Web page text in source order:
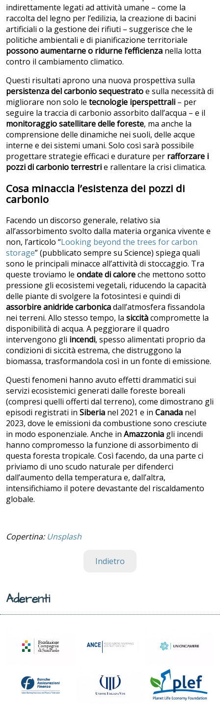
indirettamente legati ad attività umane – come la
raccolta del legno per l’edilizia, la creazione di bacini
artificiali o la gestione dei rifiuti – suggerisce che le
politiche ambientali e di pianificazione territoriale
possono aumentarne o ridurne l’efficienza nella lotta
contro il cambiamento climatico.
Questi risultati aprono una nuova prospettiva sulla
persistenza del carbonio sequestratoe sulla necessità di
migliorare non solo le tecnologie iperspettrali – per
seguire la traccia di carbonio assorbito dall’acqua – e il
monitoraggio satellitare delle foreste, ma anche la
comprensione delle dinamiche nei suoli, delle acque
interne e dei sistemi umani. Solo così sarà possibile
progettare strategie efficaci e durature per rafforzare i
pozzi di carbonio terrestrie rallentare la crisi climatica.
Cosa minaccia l’esistenza dei pozzi di
carbonio
Facendo un discorso generale, relativo sia
all’assorbimento svolto dalla materia organica vivente e
non, l’articolo “Looking beyond the trees for carbon
storage” (pubblicato sempre su Science) spiega quali
sono le principali minacce all’attività di stoccaggio. Tra
queste troviamo le ondate di caloreche mettono sotto
pressione gli ecosistemi vegetali, riducendo la capacità
delle piante di svolgere la fotosintesi e quindi di
assorbire anidride carbonicadall’atmosfera fissandola
nei terreni. Allo stesso tempo, la siccitàcompromette la
disponibilità di acqua. A peggiorare il quadro
intervengono gli incendi, spesso alimentati proprio da
condizioni di siccità estrema, che distruggono la
biomassa, trasformandola così in un fonte di emissione.
Questi fenomeni hanno avuto effetti drammatici sui
servizi ecosistemici generati dalle foreste boreali
(compresi quelli offerti dal terreno), come dimostrano gli
episodi registrati in Siberia nel 2021 e in Canada nel
2023, dove le emissioni da combustione sono cresciute
in modo esponenziale. Anche in Amazzonia gli incendi
hanno compromesso la funzione di assorbimento di
questa foresta tropicale. Così facendo, da una parte ci
priviamo di uno scudo naturale per difenderci
dall’aumento della temperatura e, dall’altra,
intensifichiamo il potere devastante del riscaldamento
globale.
Copertina: Unsplash
Indietro
Aderenti